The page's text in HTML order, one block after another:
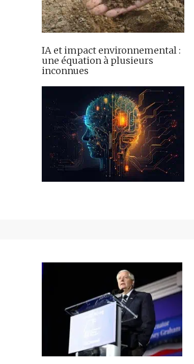
IA et impact environnemental :
une équation à plusieurs
inconnues